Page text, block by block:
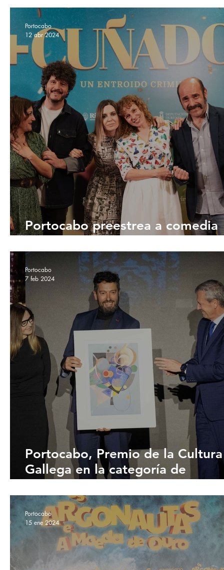
Portocabo preestrea a comedia
Portocabo
12 abr 2024
Portocabo, Premio de la Cultura
Gallega en la categoría de
Portocabo
7 feb 2024
Portocabo
15 ene 2024